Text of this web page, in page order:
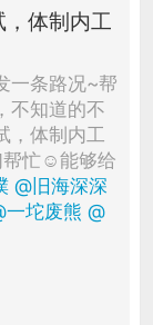
，体制内工
一条路况~帮
不知道的不
，体制内工
帮忙☺能够给
@旧海深深
一坨废熊 @